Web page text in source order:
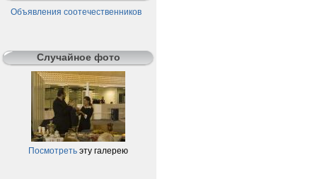
Объявления соотечественников
Случайное фото
Посмотреть эту галерею